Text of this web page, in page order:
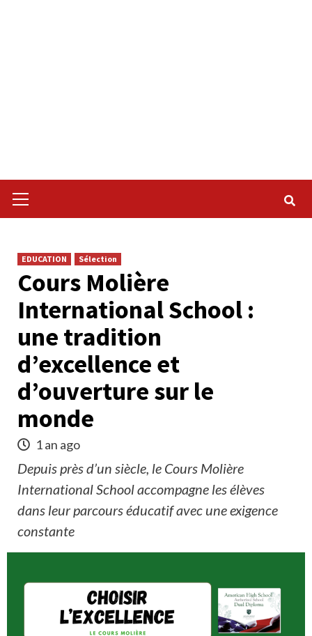
Menu
EDUCATION Sélection
Cours Molière
International School :
une tradition
d’excellence et
d’ouverture sur le
monde
1 an ago
Depuis près d’un siècle, le Cours Molière
International School accompagne les élèves
dans leur parcours éducatif avec une exigence
constante